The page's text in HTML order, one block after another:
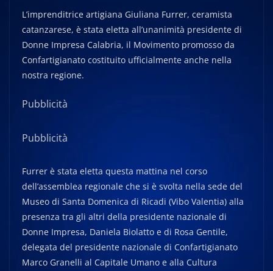
L’imprenditrice artigiana Giuliana Furrer, ceramista
catanzarese, è stata eletta all’unanimità presidente di
Donne Impresa Calabria, il Movimento promosso da
Confartigianato costituito ufficialmente anche nella
nostra regione.
Pubblicità
Pubblicità
Furrer è stata eletta questa mattina nel corso
dell’assemblea regionale che si è svolta nella sede del
Museo di Santa Domenica di Ricadi (Vibo Valentia) alla
presenza tra gli altri della presidente nazionale di
Donne Impresa, Daniela Biolatto e di Rosa Gentile,
delegata del presidente nazionale di Confartigianato
Marco Granelli al Capitale Umano e alla Cultura